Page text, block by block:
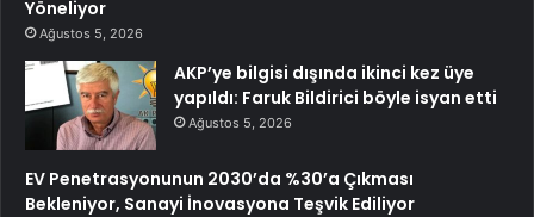
Yöneliyor
Ağustos 5, 2026
AKP’ye bilgisi dışında ikinci kez üye
yapıldı: Faruk Bildirici böyle isyan etti
Ağustos 5, 2026
EV Penetrasyonunun 2030’da %30’a Çıkması
Bekleniyor, Sanayi İnovasyona Teşvik Ediliyor